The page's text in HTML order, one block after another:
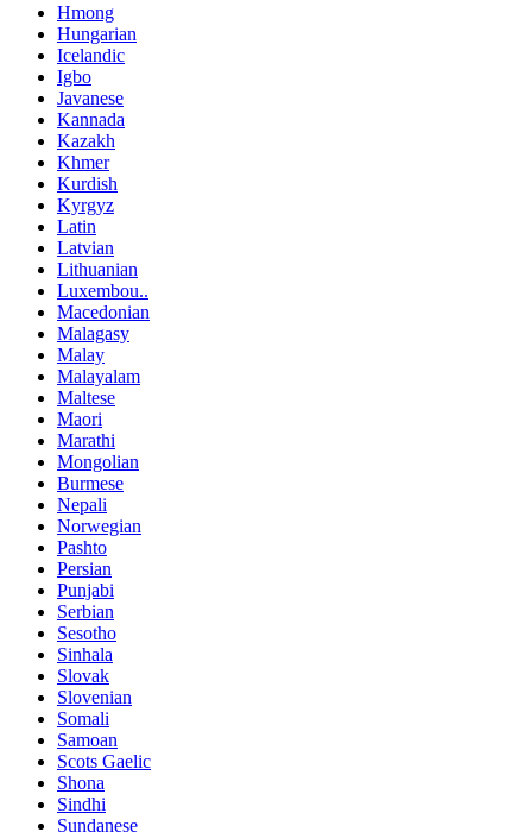
Hmong
Hungarian
Icelandic
Igbo
Javanese
Kannada
Kazakh
Khmer
Kurdish
Kyrgyz
Latin
Latvian
Lithuanian
Luxembou..
Macedonian
Malagasy
Malay
Malayalam
Maltese
Maori
Marathi
Mongolian
Burmese
Nepali
Norwegian
Pashto
Persian
Punjabi
Serbian
Sesotho
Sinhala
Slovak
Slovenian
Somali
Samoan
Scots Gaelic
Shona
Sindhi
Sundanese